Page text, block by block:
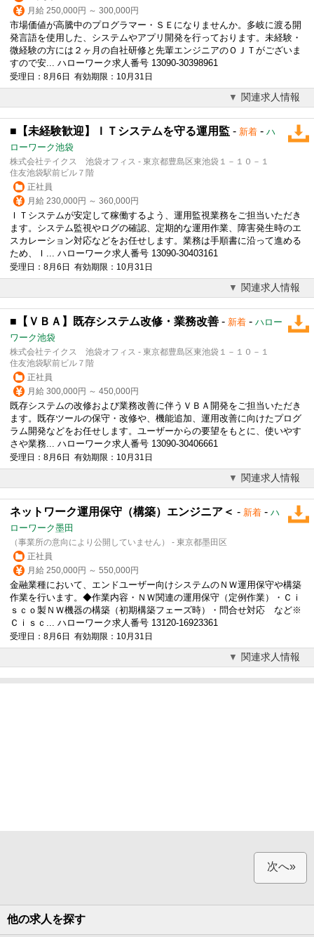
月給 250,000円 ～ 300,000円
市場価値が高騰中のプログラマー・ＳＥになりませんか。多岐に渡る開
発言語を使用した、システムやアプリ開発を行っております。未経験・
微経験の方には２ヶ月の自社研修と先輩エンジニアのＯＪＴがございま
すので安... ハローワーク求人番号 13090-30398961
受理日：8月6日 有効期限：10月31日
関連求人情報
■【未経験歓迎】ＩＴシステムを守る運用監 - 新着 - ハ
ローワーク池袋
株式会社テイクス 池袋オフィス - 東京都豊島区東池袋１－１０－１
住友池袋駅前ビル７階
正社員
月給 230,000円 ～ 360,000円
ＩＴシステムが安定して稼働するよう、運用監視業務をご担当いただき
ます。システム監視やログの確認、定期的な運用作業、障害発生時のエ
スカレーション対応などをお任せします。業務は手順書に沿って進める
ため、Ｉ... ハローワーク求人番号 13090-30403161
受理日：8月6日 有効期限：10月31日
関連求人情報
■【ＶＢＡ】既存システム改修・業務改善 - 新着 - ハロー
ワーク池袋
株式会社テイクス 池袋オフィス - 東京都豊島区東池袋１－１０－１
住友池袋駅前ビル７階
正社員
月給 300,000円 ～ 450,000円
既存システムの改修および業務改善に伴うＶＢＡ開発をご担当いただき
ます。既存ツールの保守・改修や、機能追加、運用改善に向けたプログ
ラム開発などをお任せします。ユーザーからの要望をもとに、使いやす
さや業務... ハローワーク求人番号 13090-30406661
受理日：8月6日 有効期限：10月31日
関連求人情報
ネットワーク運用保守（構築）エンジニア＜ - 新着 - ハ
ローワーク墨田
（事業所の意向により公開していません） - 東京都墨田区
正社員
月給 250,000円 ～ 550,000円
金融業種において、エンドユーザー向けシステムのＮＷ運用保守や構築
作業を行います。◆作業内容・ＮＷ関連の運用保守（定例作業）・Ｃｉ
ｓｃｏ製ＮＷ機器の構築（初期構築フェーズ時）・問合せ対応 など※
Ｃｉｓｃ... ハローワーク求人番号 13120-16923361
受理日：8月6日 有効期限：10月31日
関連求人情報
次へ»
他の求人を探す